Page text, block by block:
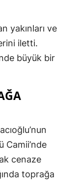
yakınları ve
iletti.
büyük bir
Camii’nde
cenaze
toprağa